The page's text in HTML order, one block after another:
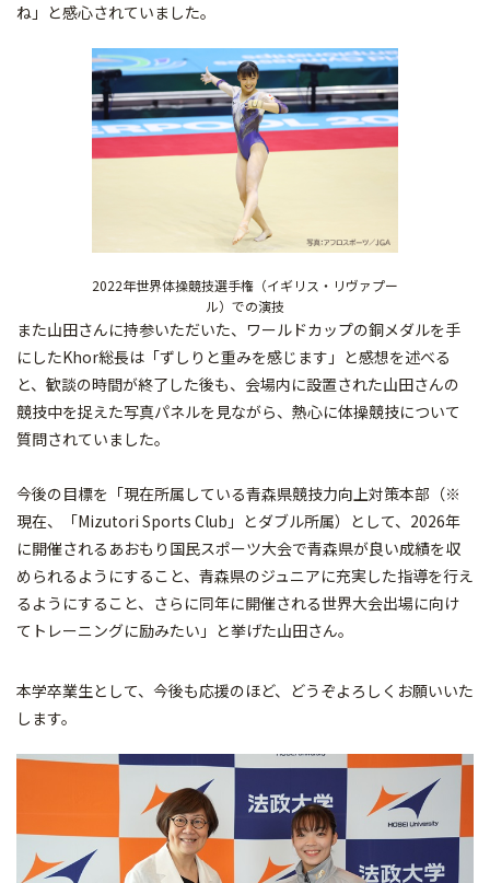
ね」と感心されていました。
また山田さんに持参いただいた、ワールドカップの銅メダルを手
にしたKhor総長は「ずしりと重みを感じます」と感想を述べる
と、歓談の時間が終了した後も、会場内に設置された山田さんの
競技中を捉えた写真パネルを見ながら、熱心に体操競技について
質問されていました。
今後の目標を「現在所属している青森県競技力向上対策本部（※
現在、「Mizutori Sports Club」とダブル所属）として、2026年
に開催されるあおもり国民スポーツ大会で青森県が良い成績を収
められるようにすること、青森県のジュニアに充実した指導を行え
るようにすること、さらに同年に開催される世界大会出場に向け
てトレーニングに励みたい」と挙げた山田さん。
2022年世界体操競技選手権（イギリス・リヴァプー
ル）での演技
本学卒業生として、今後も応援のほど、どうぞよろしくお願いいた
します。